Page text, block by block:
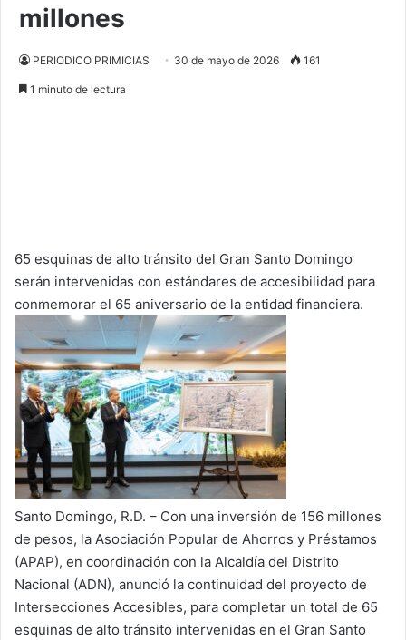
millones
PERIODICO PRIMICIAS 30 de mayo de 2026 161
1 minuto de lectura
65 esquinas de alto tránsito del Gran Santo Domingo
serán intervenidas con estándares de accesibilidad para
conmemorar el 65 aniversario de la entidad financiera.
Santo Domingo, R.D. – Con una inversión de 156 millones
de pesos, la Asociación Popular de Ahorros y Préstamos
(APAP), en coordinación con la Alcaldía del Distrito
Nacional (ADN), anunció la continuidad del proyecto de
Intersecciones Accesibles, para completar un total de 65
esquinas de alto tránsito intervenidas en el Gran Santo